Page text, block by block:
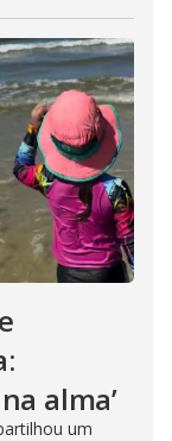
alma’
um